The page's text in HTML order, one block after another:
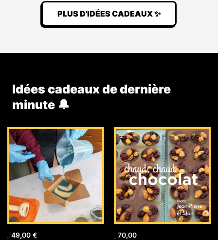
PLUS D'IDÉES CADEAUX ✨
Idées cadeaux de dernière
minute 🔔
49,00 € 70,00